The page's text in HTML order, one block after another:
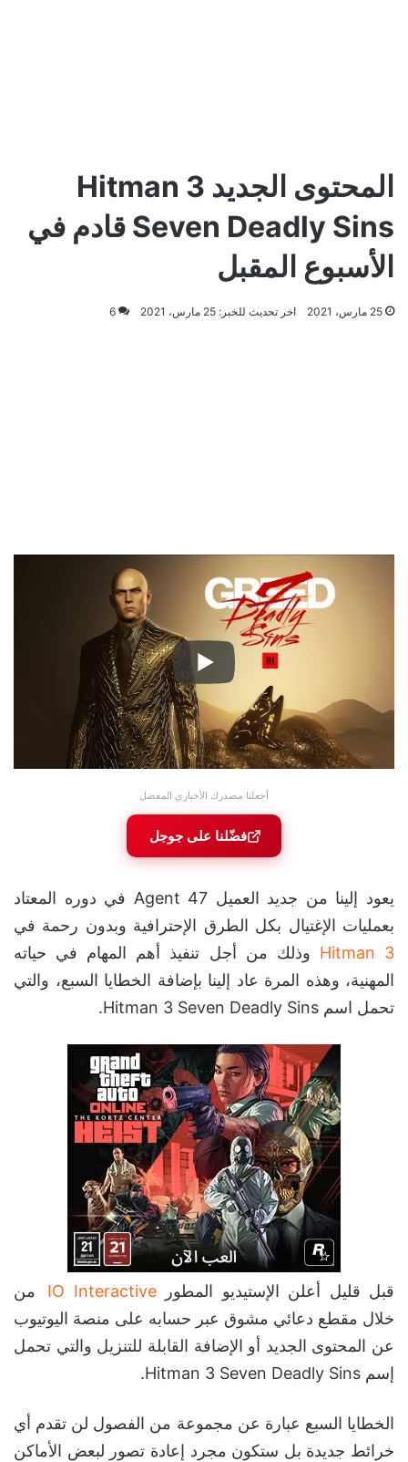
المحتوى الجديد Hitman 3
Seven Deadly Sins قادم في
الأسبوع المقبل
25 مارس، 2021 اخر تحديث للخبر: 25 مارس، 2021 6
أجعلنا مصدرك الأخباري المفضل
فضّلنا على جوجل
يعود إلينا من جديد العميل Agent 47 في دوره المعتاد
بعمليات الإغتيال بكل الطرق الإحترافية وبدون رحمة في
Hitman 3 وذلك من أجل تنفيذ أهم المهام في حياته
المهنية، وهذه المرة عاد إلينا بإضافة الخطايا السبع، والتي
تحمل اسم Hitman 3 Seven Deadly Sins.
قبل قليل أعلن الإستيديو المطورIO Interactive
من
خلال مقطع دعائي مشوق عبر حسابه على منصة اليوتيوب
عن المحتوى الجديد أو الإضافة القابلة للتنزيل والتي تحمل
إسم Hitman 3 Seven Deadly Sins.
الخطايا السبع عبارة عن مجموعة من الفصول لن تقدم أي
خرائط جديدة بل ستكون مجرد إعادة تصور لبعض الأماكن